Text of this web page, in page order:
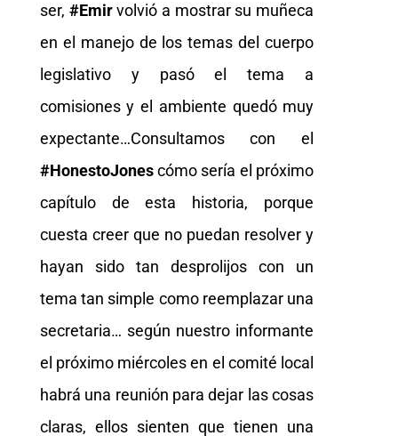
ser, #Emirvolvió a mostrar su muñeca
en el manejo de los temas del cuerpo
legislativo y pasó el tema a
comisiones y el ambiente quedó muy
expectante…Consultamos con el
#HonestoJonescómo sería el próximo
capítulo de esta historia, porque
cuesta creer que no puedan resolver y
hayan sido tan desprolijos con un
tema tan simple como reemplazar una
secretaria… según nuestro informante
el próximo miércoles en el comité local
habrá una reunión para dejar las cosas
claras, ellos sienten que tienen una